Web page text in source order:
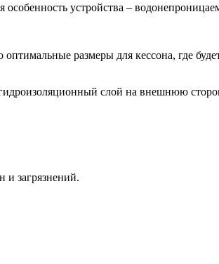
устройства –
размеры для кессона, где
слой на внешнюю
и загрязнений.